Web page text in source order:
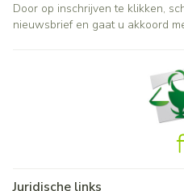
Door op inschrijven te klikken,
nieuwsbrief en gaat u akkoord
Juridische links